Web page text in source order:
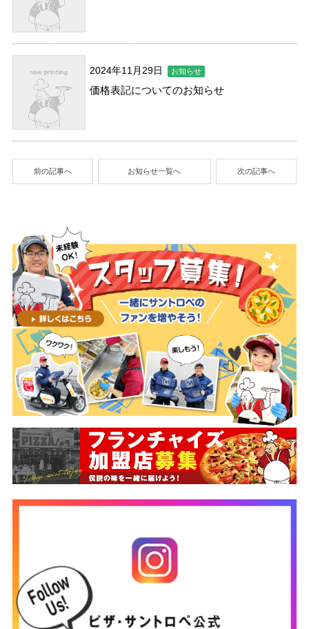
2024年11月29日 お知らせ
価格表記についてのお知らせ
前の記事へ お知らせ一覧へ 次の記事へ